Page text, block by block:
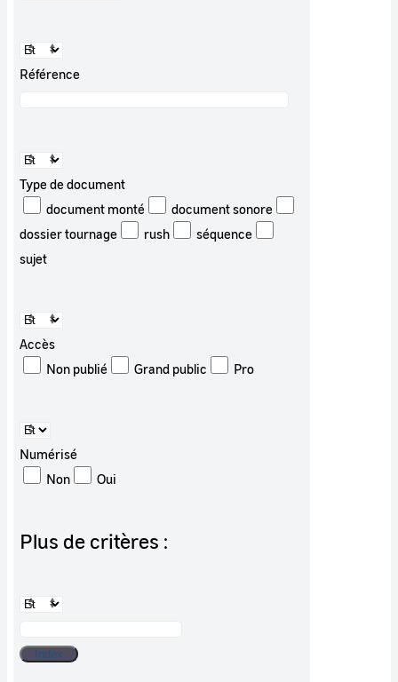
Référence
Type de document
document monté
document sonore
dossier tournage
rush
séquence
sujet
Accès
Non publié
Grand public Pro
Numérisé
Non
Oui
Plus de critères :